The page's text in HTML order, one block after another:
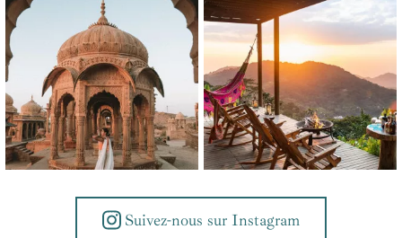
Suivez-nous sur Instagram